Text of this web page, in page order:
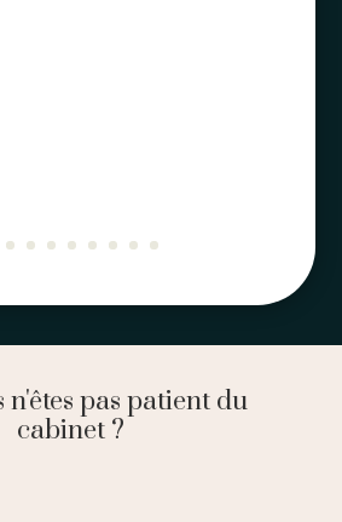
n'êtes pas patient du
cabinet ?